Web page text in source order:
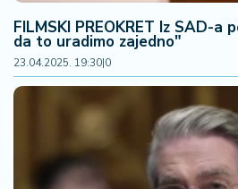
FILMSKI PREOKRET Iz SAD-a
da to uradimo zajedno"
23.04.2025. 19:30|0